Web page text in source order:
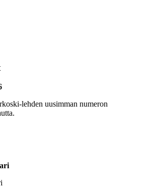
lehden uusimman numeron